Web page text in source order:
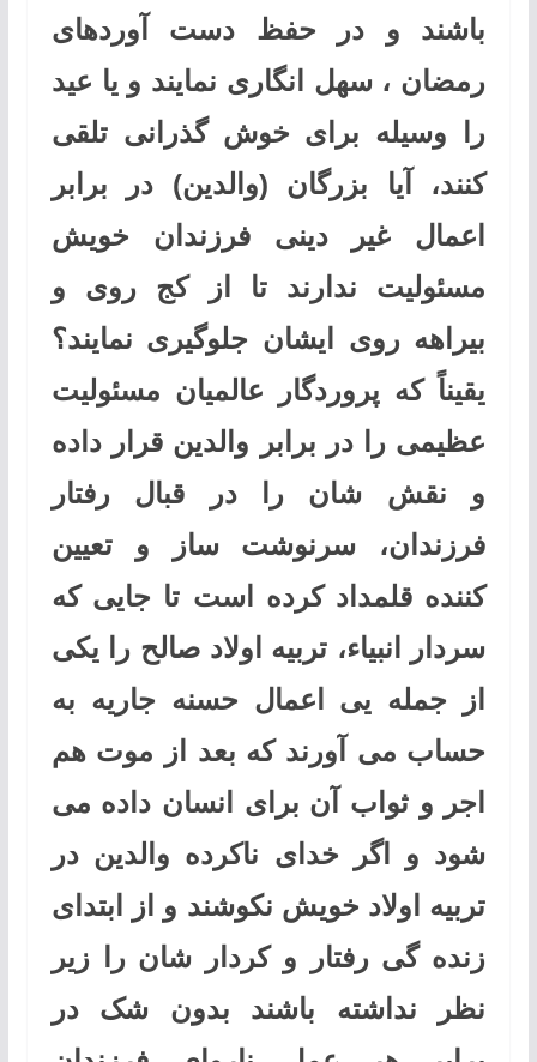
باشند و در حفظ دست آوردهای
رمضان ، سهل انگاری نمایند و یا عید
را وسیله برای خوش گذرانی تلقی
کنند، آیا بزرگان (والدین) در برابر
اعمال غیر دینی فرزندان خویش
مسئولیت ندارند تا از کج روی و
بیراهه روی ایشان جلوگیری نمایند؟
یقیناً که پروردگار عالمیان مسئولیت
عظیمی را در برابر والدین قرار داده
و نقش شان را در قبال رفتار
فرزندان، سرنوشت ساز و تعیین
کننده قلمداد کرده است تا جایی که
سردار انبیاء، تربیه اولاد صالح را یکی
از جمله یی اعمال حسنه جاریه به
حساب می آورند که بعد از موت هم
اجر و ثواب آن برای انسان داده می
شود و اگر خدای ناکرده والدین در
تربیه اولاد خویش نکوشند و از ابتدای
زنده گی رفتار و کردار شان را زیر
نظر نداشته باشند بدون شک در